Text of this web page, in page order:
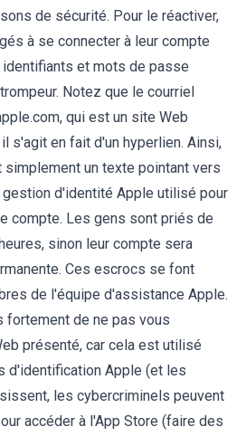
de sécurité. Pour le réactiver,
à se connecter à leur compte
et mots de passe
Notez que le courriel
qui est un site Web
s'agit en fait d'un hyperlien. Ainsi,
un texte pointant vers
gestion d'identité Apple utilisé pour
compte. Les gens sont priés de
sinon leur compte sera
Ces escrocs se font
de l'équipe d'assistance Apple.
fortement de ne pas vous
présenté, car cela est utilisé
d'identification Apple (et les
les cybercriminels peuvent
accéder à l'App Store (faire des